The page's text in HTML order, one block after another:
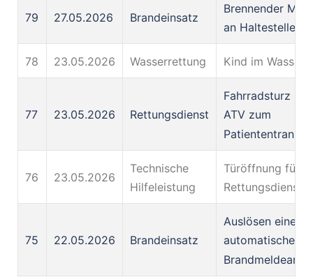
79 27.05.2026 Brandeinsatz
Brennender
an Haltestelle
78 23.05.2026 Wasserrettung Kind im Wasser
77 23.05.2026 Rettungsdienst
Fahrradsturz im
ATV zum
76 23.05.2026
Technische
Hilfeleistung
Türöffnung für
Rettungsdienst
75 22.05.2026 Brandeinsatz
Auslösen einer
automatischen